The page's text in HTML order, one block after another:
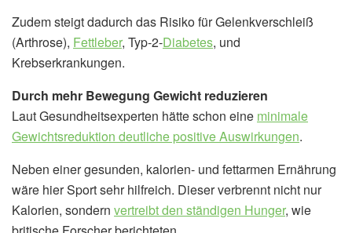
Zudem steigt dadurch das Risiko für Gelenkverschleiß
(Arthrose), Fettleber, Typ-2-Diabetes, und
Krebserkrankungen.
Durch mehr Bewegung Gewicht reduzieren
Laut Gesundheitsexperten hätte schon eine minimale
Gewichtsreduktion deutliche positive Auswirkungen.
Neben einer gesunden, kalorien- und fettarmen Ernährung
wäre hier Sport sehr hilfreich. Dieser verbrennt nicht nur
Kalorien, sondern vertreibt den ständigen Hunger, wie